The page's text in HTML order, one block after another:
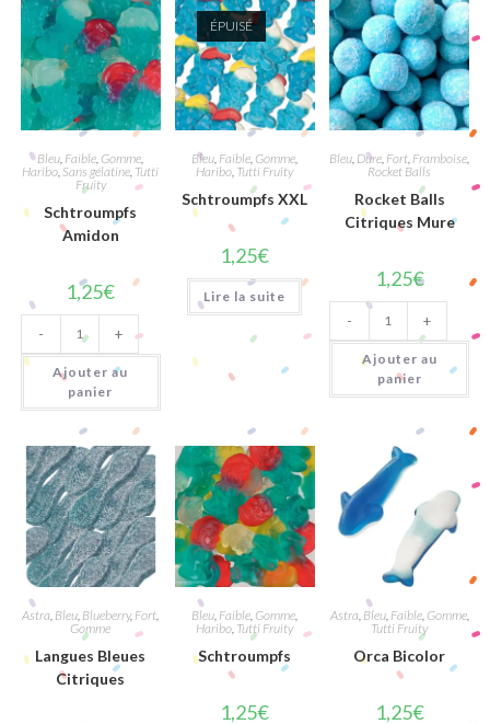
Bleu Faible Gomme
Haribo,Sans gélatine Tutti
Fruity
Schtroumpfs
Amidon
1,25€
quantité
de
Schtroumpfs
Amidon
- +
Ajouter au
panier
ÉPUISÉ
Bleu Faible Gomme
Haribo Tutti Fruity
Schtroumpfs XXL
1,25€
Lire la suite
Bleu Dure Fort Framboise
Rocket Balls
Rocket Balls
Citriques Mure
1,25€
quantité
de
Rocket
Balls
Citriques
Mure
- +
Ajouter au
panier
Astra Bleu Blueberry, Fort
Gomme
Langues Bleues
Citriques
Bleu Faible Gomme
Haribo Tutti Fruity
Schtroumpfs
1,25€
Astra Bleu, Faible, Gomme,
Tutti Fruity
Orca Bicolor
1,25€